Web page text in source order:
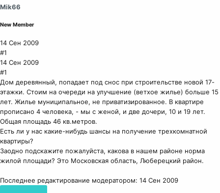
Mik66
New Member
14 Сен 2009
#1
14 Сен 2009
#1
Дом деревянный, попадает под снос при строительстве новой 17-
этажки. Стоим на очереди на улучшение (ветхое жилье) больше 15
лет. Жилье муниципальное, не приватизированное. В квартире
прописано 4 человека, - мы с женой, и две дочери, 10 и 19 лет.
Общая площадь 46 кв.метров.
Есть ли у нас какие-нибудь шансы на получение трехкомнатной
квартиры?
Заодно подскажите пожалуйста, какова в нашем районе норма
жилой площади? Это Московская область, Люберецкий район.
Последнее редактирование модератором: 14 Сен 2009